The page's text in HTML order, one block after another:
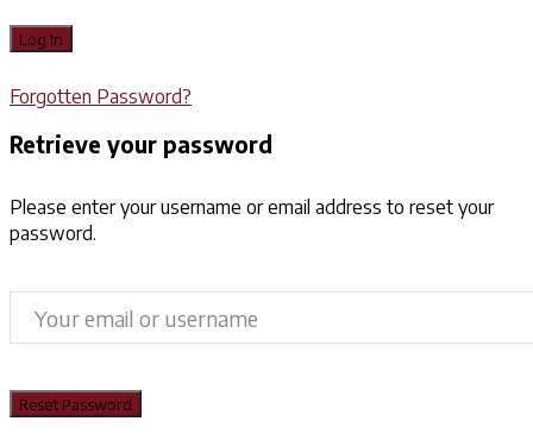
Forgotten Password?
Retrieve your password
Please enter your username or email address to reset your
password.